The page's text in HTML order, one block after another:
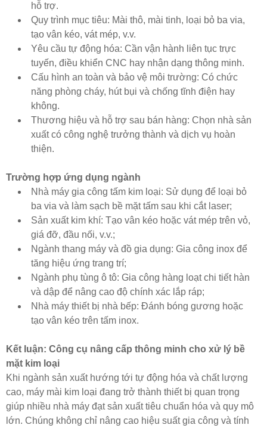
hỗ trợ.
Quy trình mục tiêu: Mài thô, mài tinh, loại bỏ ba via,
tạo vân kéo, vát mép, v.v.
Yêu cầu tự động hóa: Cần vận hành liên tục trực
tuyến, điều khiển CNC hay nhận dạng thông minh.
Cấu hình an toàn và bảo vệ môi trường: Có chức
năng phòng cháy, hút bụi và chống tĩnh điện hay
không.
Thương hiệu và hỗ trợ sau bán hàng: Chọn nhà sản
xuất có công nghệ trưởng thành và dịch vụ hoàn
thiện.
Trường hợp ứng dụng ngành
Nhà máy gia công tấm kim loại: Sử dụng để loại bỏ
ba via và làm sạch bề mặt tấm sau khi cắt laser;
Sản xuất kim khí: Tạo vân kéo hoặc vát mép trên vỏ,
giá đỡ, đầu nối, v.v.;
Ngành thang máy và đồ gia dụng: Gia công inox để
tăng hiệu ứng trang trí;
Ngành phụ tùng ô tô: Gia công hàng loạt chi tiết hàn
và dập để nâng cao độ chính xác lắp ráp;
Nhà máy thiết bị nhà bếp: Đánh bóng gương hoặc
tạo vân kéo trên tấm inox.
Kết luận: Công cụ nâng cấp thông minh cho xử lý bề
mặt kim loại
Khi ngành sản xuất hướng tới tự động hóa và chất lượng
cao, máy mài kim loại đang trở thành thiết bị quan trọng
giúp nhiều nhà máy đạt sản xuất tiêu chuẩn hóa và quy mô
lớn. Chúng không chỉ nâng cao hiệu suất gia công và tính